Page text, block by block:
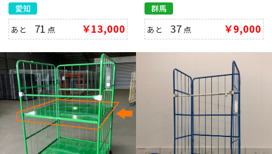
愛知
あと 71 点 ￥13,000
群馬
あと37 点 ￥9,000